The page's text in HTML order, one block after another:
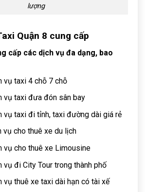
lượng
Quận 8 cung cấp
cấp các dịch vụ đa dạng, bao
vụ taxi 4 chỗ 7 chỗ
vụ taxi đưa đón sân bay
vụ taxi đi tỉnh, taxi đường dài giá rẻ
vụ cho thuê xe du lịch
vụ cho thuê xe Limousine
vụ đi City Tour trong thành phố
vụ thuê xe taxi dài hạn có tài xế